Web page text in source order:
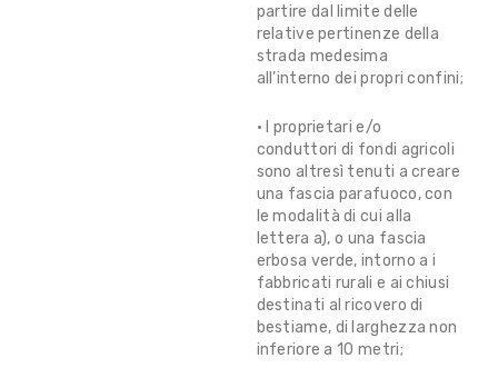
partire dal limite delle
relative pertinenze della
strada medesima
all’interno dei propri confini;
• I proprietari e/o
conduttori di fondi agricoli
sono altresì tenuti a creare
una fascia parafuoco, con
le modalità di cui alla
lettera a), o una fascia
erbosa verde, intorno a i
fabbricati rurali e ai chiusi
destinati al ricovero di
bestiame, di larghezza non
inferiore a 10 metri;